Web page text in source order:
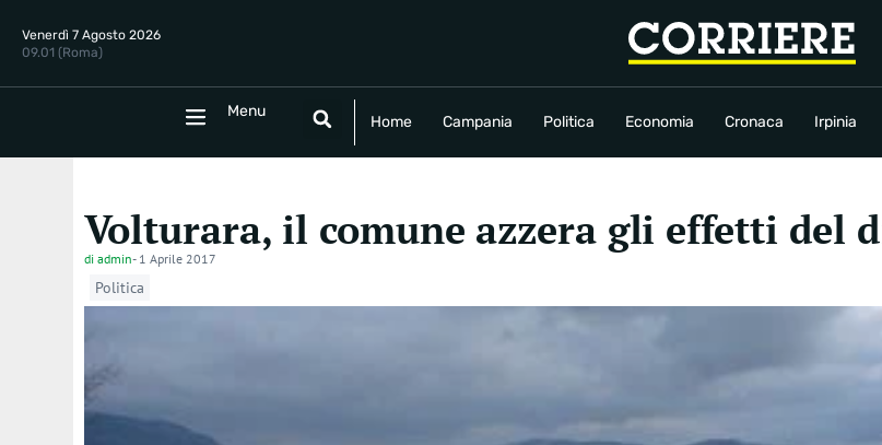
Venerdì 7 Agosto 2026
09.01 (Roma)
Menu
Home Campania Politica Economia Cronaca Irpinia
Home Campania Politica Economia Cronaca Irpinia Sport
Volturara, il comune azzera gli effetti del
di admin- 1 Aprile 2017
Politica